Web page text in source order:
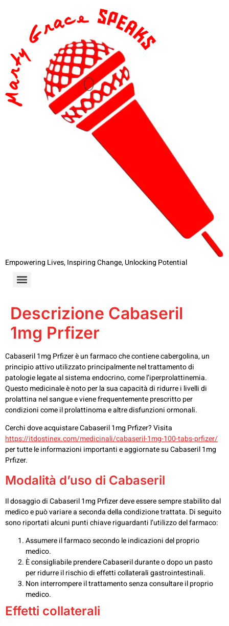
Empowering Lives, Inspiring Change, Unlocking Potential
Descrizione Cabaseril
1mg Prfizer
Cabaseril 1mg Prfizer è un farmaco che contiene cabergolina, un
principio attivo utilizzato principalmente nel trattamento di
patologie legate al sistema endocrino, come l’iperprolattinemia.
Questo medicinale è noto per la sua capacità di ridurre i livelli di
prolattina nel sangue e viene frequentemente prescritto per
condizioni come il prolattinoma e altre disfunzioni ormonali.
Cerchi dove acquistare Cabaseril 1mg Prfizer? Visita
https://itdostinex.com/medicinali/cabaseril-1mg-100-tabs-prfizer/
per tutte le informazioni importanti e aggiornate su Cabaseril 1mg
Prfizer.
Modalità d’uso di Cabaseril
Il dosaggio di Cabaseril 1mg Prfizer deve essere sempre stabilito dal
medico e può variare a seconda della condizione trattata. Di seguito
sono riportati alcuni punti chiave riguardanti l’utilizzo del farmaco:
Assumere il farmaco secondo le indicazioni del proprio
medico.
È consigliabile prendere Cabaseril durante o dopo un pasto
per ridurre il rischio di effetti collaterali gastrointestinali.
Non interrompere il trattamento senza consultare il proprio
medico.
Effetti collaterali